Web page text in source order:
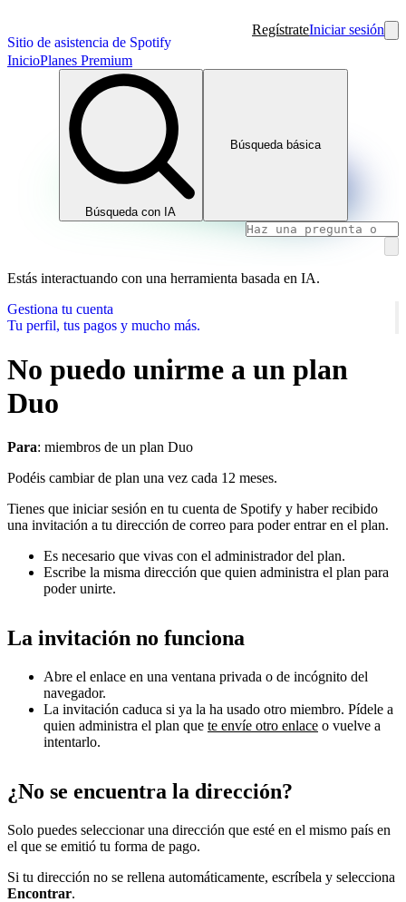
Sitio de asistencia de Spotify
RegístrateIniciar sesión
InicioPlanes Premium
Búsqueda con IA
Búsqueda básica
Estás interactuando con una herramienta basada en IA.
Gestiona tu cuenta
Tu perfil, tus pagos y mucho más.
No puedo unirme a un plan
Duo
Para: miembros de un plan Duo
Podéis cambiar de plan una vez cada 12 meses.
Tienes que iniciar sesión en tu cuenta de Spotify y haber recibido
una invitación a tu dirección de correo para poder entrar en el plan.
Es necesario que vivas con el administrador del plan.
Escribe la misma dirección que quien administra el plan para
poder unirte.
La invitación no funciona
Abre el enlace en una ventana privada o de incógnito del
navegador.
La invitación caduca si ya la ha usado otro miembro. Pídele a
quien administra el plan que te envíe otro enlace o vuelve a
intentarlo.
¿No se encuentra la dirección?
Solo puedes seleccionar una dirección que esté en el mismo país en
el que se emitió tu forma de pago.
Si tu dirección no se rellena automáticamente, escríbela y selecciona
Encontrar.